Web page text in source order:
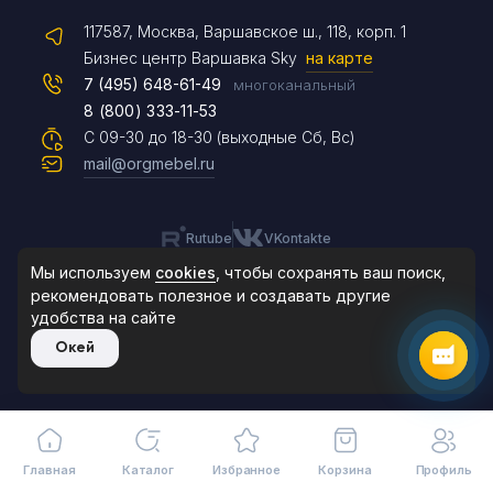
Главная Каталог Избранное Корзина Профиль
117587, Москва, Варшавское ш., 118, корп. 1
Бизнес центр Варшавка Sky на карте
С 09-30 до 18-30 (выходные Сб, Вс)
7 (495) 648-61-49 многоканальный
8 (800) 333-11-53
mail@orgmebel.ru
Rutube VKontakte
Продажа офисной мебели.
Все права защищены.
Max
Чат на сайте
8 (495) 183-47-87
По будням с 09:30 до 18:30
Мы используем cookies , чтобы сохранять ваш поиск,
рекомендовать полезное и создавать другие
удобства на сайте
Окей